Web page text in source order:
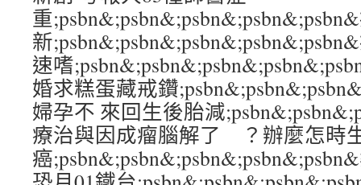
重
新
速嗜
婚求糕蛋藏戒鑽
婦孕不 來回生後胎減
療治與因成瘤腦解了 ？辦麼怎時
癌